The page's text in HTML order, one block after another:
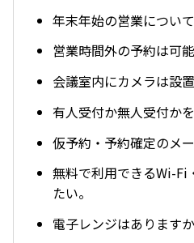
年末年始の営業について
営業時間外の予約は可
会議室内にカメラは設
有人受付か無人受付か
仮予約・予約確定のメ
無料で利用できるWi-Fi
たい。
電子レンジはあります